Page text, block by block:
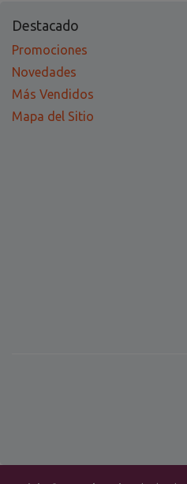
Destacado
Promociones
Novedades
Más Vendidos
Mapa del Sitio